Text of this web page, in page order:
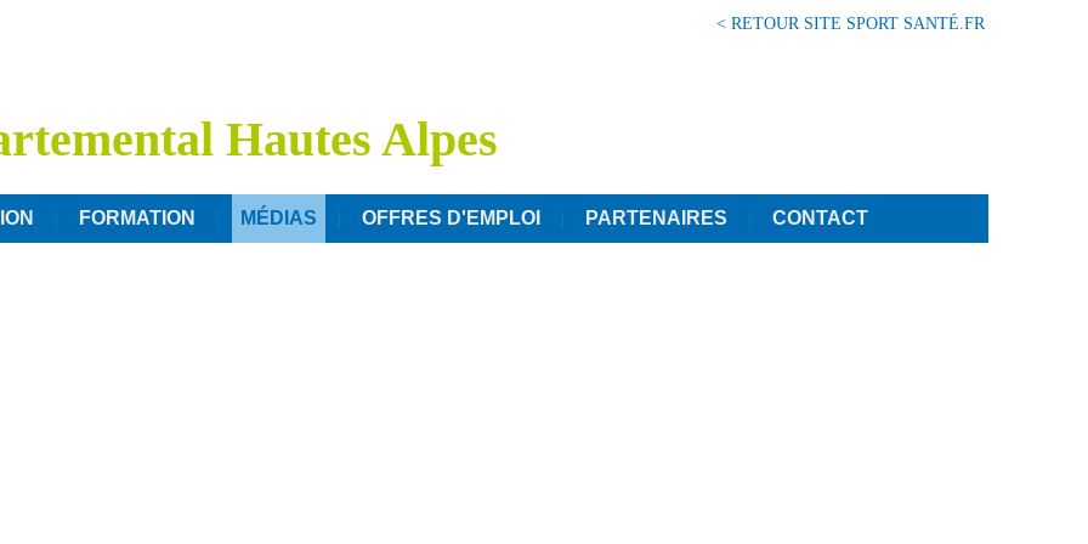
< RETOUR SITE SPORT SANTÉ.FR
Hautes Alpes
FORMATION MÉDIAS OFFRES D'EMPLOI PARTENAIRES CONTACT